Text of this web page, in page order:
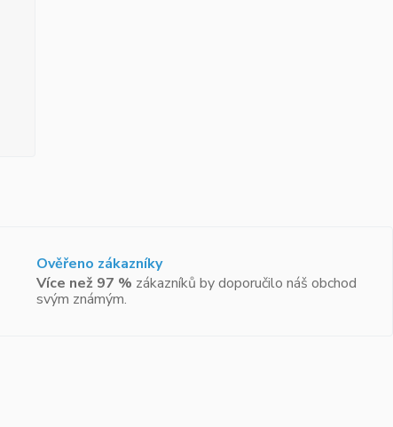
Ověřeno zákazníky
Více než 97 % zákazníků by doporučilo náš obchod
svým známým.